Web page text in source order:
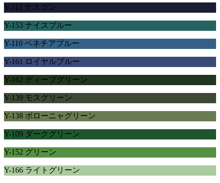
Y-112 ナスコン
Y-153 ナイスブルー
Y-110 ベネチアブルー
Y-161 ロイヤルブルー
Y-162 ディープグリーン
Y-139 モスグリーン
Y-138 ボローニャグリーン
Y-109 ダークグリーン
Y-152 グリーン
Y-166 ライトグリーン